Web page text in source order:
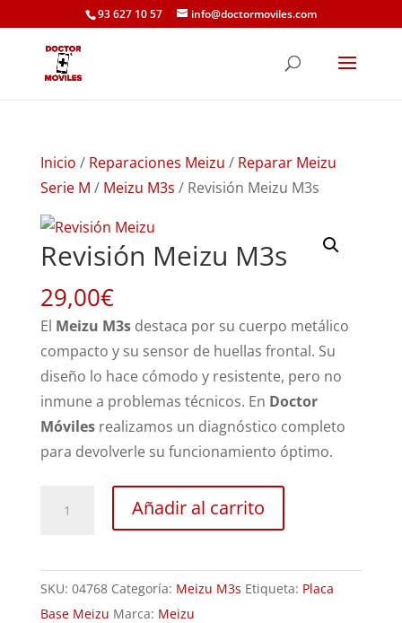
93 627 10 57 info@doctormoviles.com
Inicio / Reparaciones Meizu / Reparar Meizu
Serie M / Meizu M3s / Revisión Meizu M3s
Revisión Meizu M3s
29,00€
El Meizu M3sdestaca por su cuerpo metálico
compacto y su sensor de huellas frontal. Su
diseño lo hace cómodo y resistente, pero no
inmune a problemas técnicos. En Doctor
Móvilesrealizamos un diagnóstico completo
para devolverle su funcionamiento óptimo.
cantidad
Añadir al carrito
SKU: 04768 Categoría: Meizu M3s Etiqueta: Placa
Base Meizu Marca: Meizu